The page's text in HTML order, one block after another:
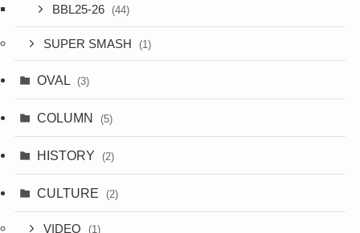
BBL25-26 (44)
SUPER SMASH (1)
OVAL (3)
COLUMN (5)
HISTORY (2)
CULTURE (2)
VIDEO (1)